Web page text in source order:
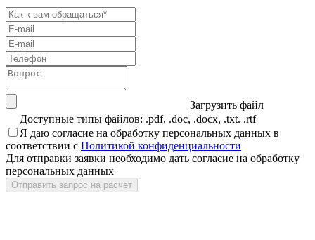
Загрузить файл
Доступные типы файлов: .pdf, .doc, .docx, .txt. .rtf
Я даю согласие на обработку персональных данных в
соответствии с Политикой конфиденциальности
Для отправки заявки необходимо дать согласие на обработку
персональных данных